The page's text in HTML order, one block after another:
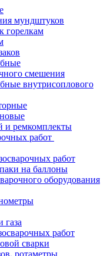
мундштуков
горелкам
смешения
внутрисоплового
и ремкомплекты
работ
работ
на баллоны
оборудования
газа
работ
сварки
ротаметры